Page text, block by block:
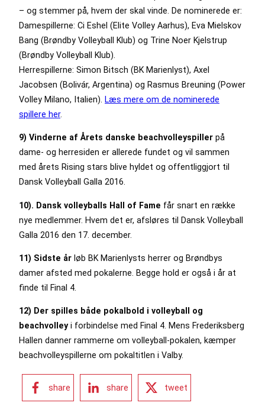
– og stemmer på, hvem der skal vinde. De nominerede er:
Damespillerne: Ci Eshel (Elite Volley Aarhus), Eva Mielskov
Bang (Brøndby Volleyball Klub) og Trine Noer Kjelstrup
(Brøndby Volleyball Klub).
Herrespillerne: Simon Bitsch (BK Marienlyst), Axel
Jacobsen (Bolivár, Argentina) og Rasmus Breuning (Power
Volley Milano, Italien).
Læs mere om de nominerede
spillere her.
9) Vinderne af Årets danske beachvolleyspiller på
dame- og herresiden er allerede fundet og vil sammen
med årets Rising stars blive hyldet og offentliggjort til
Dansk Volleyball Galla 2016.
10). Dansk volleyballs Hall of Fame får snart en række
nye medlemmer. Hvem det er, afsløres til Dansk Volleyball
Galla 2016 den 17. december.
11) Sidste år løb BK Marienlysts herrer og Brøndbys
damer afsted med pokalerne. Begge hold er også i år at
finde til Final 4.
12) Der spilles både pokalbold i volleyball og
beachvolleyi forbindelse med Final 4. Mens Frederiksberg
Hallen danner rammerne om volleyball-pokalen, kæmper
beachvolleyspillerne om pokaltitlen i Valby.
share share tweet